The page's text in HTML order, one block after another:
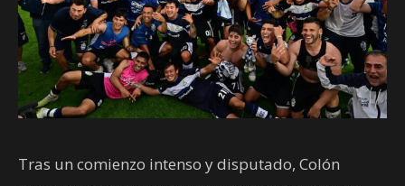
Tras un comienzo intenso y disputado, Colón